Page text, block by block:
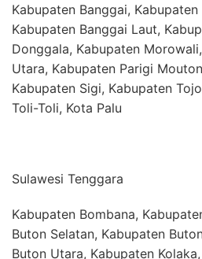
Kabupaten Banggai, Kabupaten
Kabupaten Banggai Laut,
Donggala, Kabupaten
Utara, Kabupaten Parigi
Kabupaten Sigi, Kabupaten
Toli-Toli, Kota Palu
Sulawesi Tenggara
Kabupaten Bombana,
Buton Selatan, Kabupaten
Buton Utara, Kabupaten